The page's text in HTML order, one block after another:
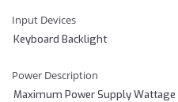
Input Devices
Keyboard Backlight
Power Description
Maximum Power Supply Wattage